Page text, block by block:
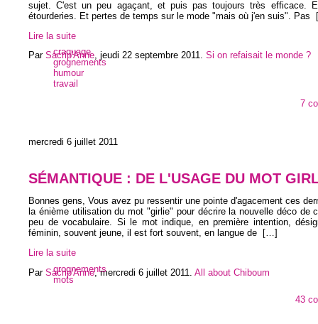
sujet. C'est un peu agaçant, et puis pas toujours très efficace.
étourderies. Et pertes de temps sur le mode "mais où j'en suis". Pas
Lire la suite
Par Sacrip'Anne, jeudi 22 septembre 2011. Si on refaisait le monde ?
craquage
grognements
humour
travail
7
mercredi 6 juillet 2011
SÉMANTIQUE : DE L'USAGE DU MOT
Bonnes gens, Vous avez pu ressentir une pointe d'agacement ces
la énième utilisation du mot "girlie" pour décrire la nouvelle déco de
peu de vocabulaire. Si le mot indique, en première intention,
féminin, souvent jeune, il est fort souvent, en langue de
[…]
Lire la suite
Par Sacrip'Anne,mercredi 6 juillet 2011. All about Chiboum
grognements
mots
43